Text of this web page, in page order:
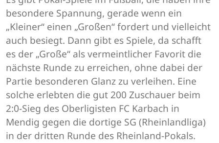
besondere Spannung, gerade wenn ein
„Kleiner“ einen „Großen“ fordert und vielleicht
auch besiegt. Dann gibt es Spiele, da schafft
es der „Große“ als vermeintlicher Favorit die
nächste Runde zu erreichen, ohne dabei der
Partie besonderen Glanz zu verleihen. Eine
solche erlebten die gut 200 Zuschauer beim
2:0-Sieg des Oberligisten FC Karbach in
Mendig gegen die dortige SG (Rheinlandliga)
in der dritten Runde des Rheinland-Pokals.